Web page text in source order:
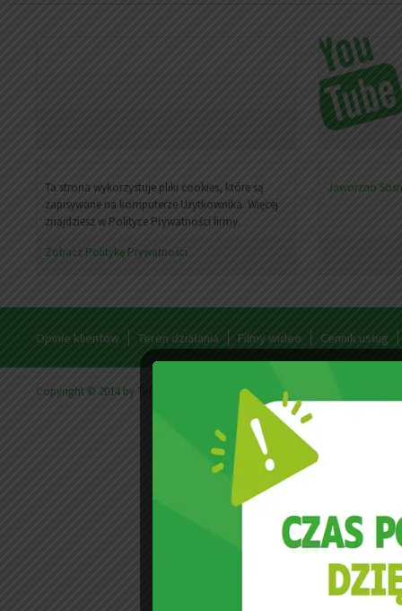
Ta strona wykorzystuje pliki cookies, które są
zapisywane na komputerze Użytkownika. Więcej
znajdziesz w Polityce Prywatności firmy.
Zobacz Politykę Prywatności
Jaworzno
Opinie klientów Teren działania Filmy wideo Cennik usług
Copyright © 2014 by TAPICARE | Powered by Firma w Anglii